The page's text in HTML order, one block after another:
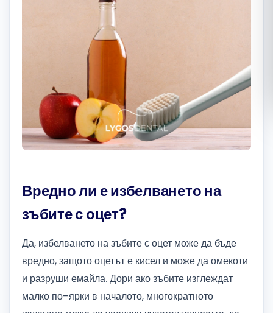
Вредно ли е избелването на
зъбите с оцет?
Да, избелването на зъбите с оцет може да бъде
вредно, защото оцетът е кисел и може да омекоти
и разруши емайла. Дори ако зъбите изглеждат
малко по-ярки в началото, многократното